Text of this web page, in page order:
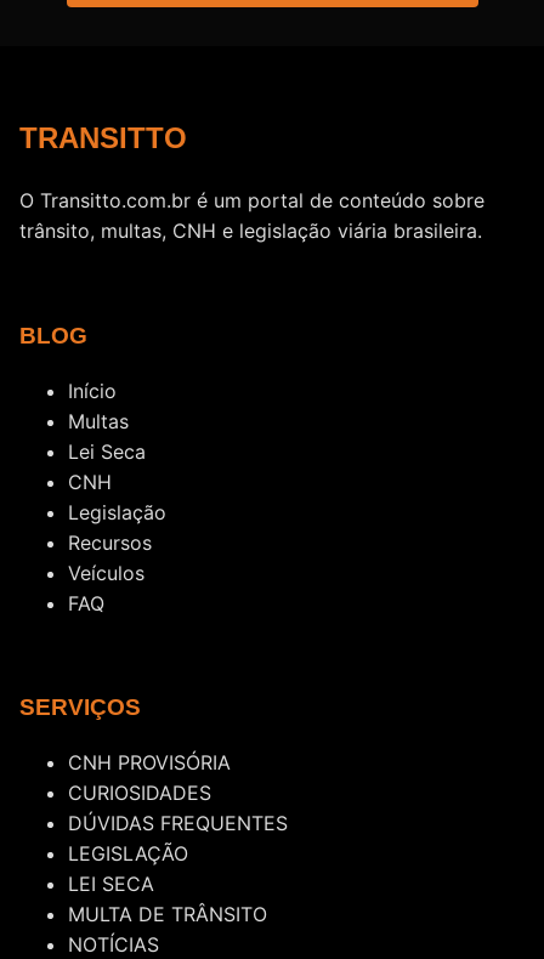
TRANSITTO
O Transitto.com.br é um portal de conteúdo sobre
trânsito, multas, CNH e legislação viária brasileira.
BLOG
Início
Multas
Lei Seca
CNH
Legislação
Recursos
Veículos
FAQ
SERVIÇOS
CNH PROVISÓRIA
CURIOSIDADES
DÚVIDAS FREQUENTES
LEGISLAÇÃO
LEI SECA
MULTA DE TRÂNSITO
NOTÍCIAS